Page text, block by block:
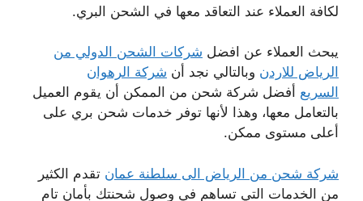
لكافة العملاء عند التعاقد معها في الشحن البري.
يبحث العملاء عن افضل شركات الشحن الدولي من
الرياض للاردن وبالتالي نجد أن شركة الرهوان
السريع أفضل شركة شحن من الممكن أن يقوم العميل
بالتعامل معها، وهذا لأنها توفر خدمات شحن بري على
أعلى مستوى ممكن.
شركة شحن من الرياض الى سلطنة عمان تقدم الكثير
من الخدمات التي تساهم في وصول شحنتك بأمان تام